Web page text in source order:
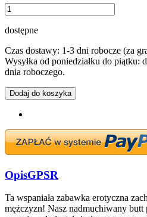
dostępne
Czas dostawy: 1-3 dni robocze (za
Wysyłka od poniedziałku do piątku:
dnia roboczego.
Dodaj do koszyka
OpisGPSR
Ta wspaniała zabawka erotyczna
mężczyzn! Nasz nadmuchiwany butt